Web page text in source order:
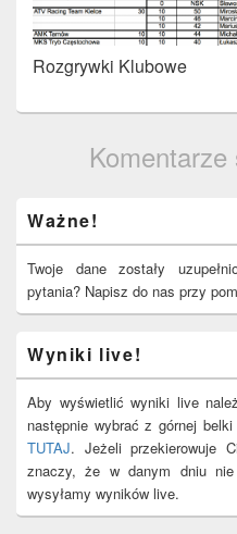
Rozgrywki Klubowe
Komentarze
Sidebar
Widget
Area
Ważne!
Twoje dane zostały
pytania? Napisz do nas przy
Wyniki live!
Aby wyświetlić wyniki live
następnie wybrać z górnej belki
TUTAJ. Jeżeli przekierowuje
znaczy, że w danym dniu
wysyłamy wyników live.